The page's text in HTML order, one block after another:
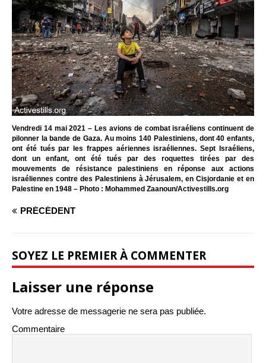
Vendredi 14 mai 2021 – Les avions de combat israéliens continuent de
pilonner la bande de Gaza. Au moins 140 Palestiniens, dont 40 enfants,
ont été tués par les frappes aériennes israéliennes. Sept Israéliens,
dont un enfant, ont été tués par des roquettes tirées par des
mouvements de résistance palestiniens en réponse aux actions
israéliennes contre des Palestiniens à Jérusalem, en Cisjordanie et en
Palestine en 1948 – Photo : Mohammed Zaanoun/Activestills.org
PRÉCÉDENT
SOYEZ LE PREMIER À COMMENTER
Laisser une réponse
Votre adresse de messagerie ne sera pas publiée.
Commentaire